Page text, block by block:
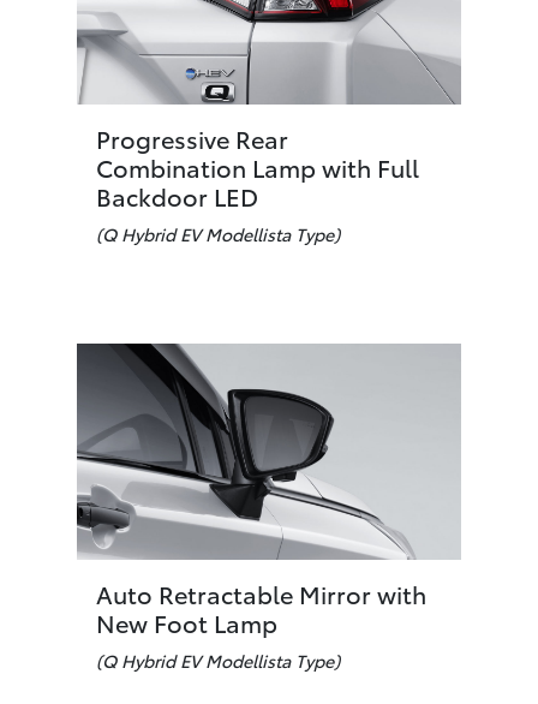
Progressive Rear
Combination Lamp with Full
Backdoor LED
(Q Hybrid EV Modellista Type)
Auto Retractable Mirror with
New Foot Lamp
(Q Hybrid EV Modellista Type)